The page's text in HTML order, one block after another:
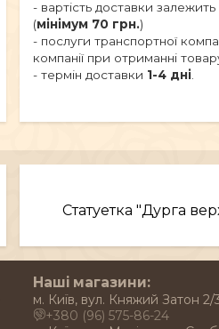
- вартість доставки
(мінімум 70 грн.)
- послуги транспортної
компанії при отриманні
- термін доставки 1-4 дні
Статуетка "Дурга
Наші магазини:
м. Київ, вул. Княжий Затон 2/
+380 (96) 575-86-24